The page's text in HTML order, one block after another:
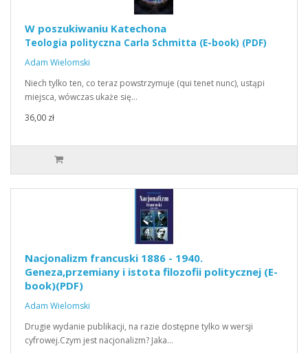
W poszukiwaniu Katechona
Teologia polityczna Carla Schmitta (E-book) (PDF)
Adam Wielomski
Niech tylko ten, co teraz powstrzymuje (qui tenet nunc), ustąpi
miejsca, wówczas ukaże się…
36,00 zł
Nacjonalizm francuski 1886 - 1940.
Geneza,przemiany i istota filozofii politycznej (E-
book)(PDF)
Adam Wielomski
Drugie wydanie publikacji, na razie dostępne tylko w wersji
cyfrowej.Czym jest nacjonalizm? Jaka…